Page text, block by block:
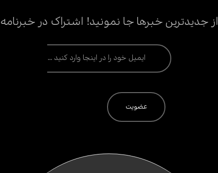
از جدیدترین خبرها جا نمونید! اشتراک در خبرنامه